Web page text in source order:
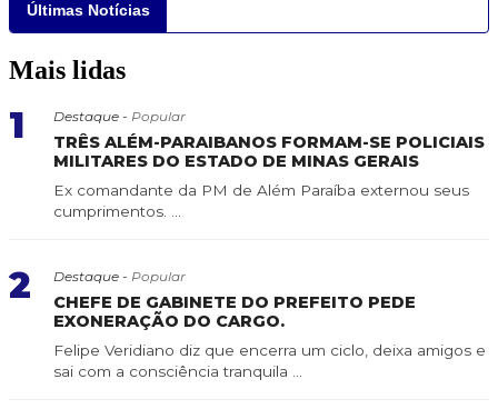
Últimas Notícias
Mais lidas
1 Destaque - Popular
TRÊS ALÉM-PARAIBANOS FORMAM-SE POLICIAIS
MILITARES DO ESTADO DE MINAS GERAIS
Ex comandante da PM de Além Paraíba externou seus
cumprimentos. ...
2 Destaque - Popular
CHEFE DE GABINETE DO PREFEITO PEDE
EXONERAÇÃO DO CARGO.
Felipe Veridiano diz que encerra um ciclo, deixa amigos e
sai com a consciência tranquila ...